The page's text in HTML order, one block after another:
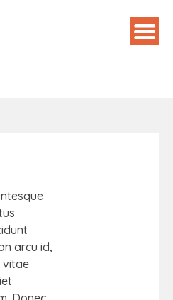
arcu id,
vitae